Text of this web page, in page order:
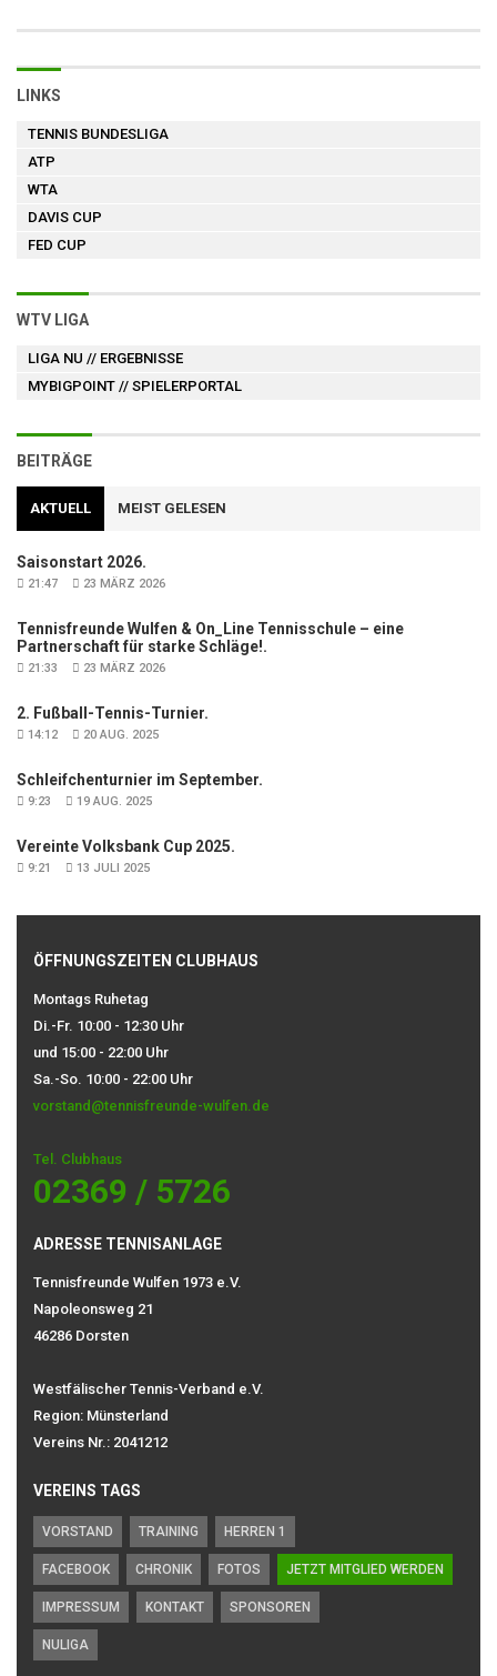
LINKS
TENNIS BUNDESLIGA
ATP
WTA
DAVIS CUP
FED CUP
WTV LIGA
LIGA NU // ERGEBNISSE
MYBIGPOINT // SPIELERPORTAL
BEITRÄGE
AKTUELL MEIST GELESEN
Saisonstart 2026.
21:47 23 MÄRZ 2026
Tennisfreunde Wulfen & On_Line Tennisschule – eine
Partnerschaft für starke Schläge!.
21:33 23 MÄRZ 2026
2. Fußball-Tennis-Turnier.
14:12 20 AUG. 2025
Schleifchenturnier im September.
9:23 19 AUG. 2025
Vereinte Volksbank Cup 2025.
9:21 13 JULI 2025
ÖFFNUNGSZEITEN CLUBHAUS
Montags Ruhetag
Di.-Fr. 10:00 - 12:30 Uhr
und 15:00 - 22:00 Uhr
Sa.-So. 10:00 - 22:00 Uhr
vorstand@tennisfreunde-wulfen.de
Tel. Clubhaus
02369 / 5726
ADRESSE TENNISANLAGE
Tennisfreunde Wulfen 1973 e.V.
Napoleonsweg 21
46286 Dorsten
Westfälischer Tennis-Verband e.V.
Region: Münsterland
Vereins Nr.: 2041212
VEREINS TAGS
VORSTAND TRAINING HERREN 1
FACEBOOK CHRONIK FOTOS JETZT MITGLIED WERDEN
IMPRESSUM KONTAKT SPONSOREN
NULIGA